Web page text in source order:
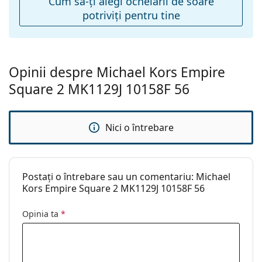
Explorează întreaga gamă deochelari de soare
a găsi mai multe modele de la branduri populare.
pentru nas:
Da
Balama flexibilă: Nu
Suport:
Da
Lavetă pentru
curățat:
Da
Brand:
Michael Kors
Utilizare:
Cod:
potriviţi pentru tine
Opinii despre Michael Kors Empire
Square 2 MK1129J 10158F 56
Nici o întrebare
Postați o întrebare sau un comentariu: Michael
Kors Empire Square 2 MK1129J 10158F 56
Opinia ta *